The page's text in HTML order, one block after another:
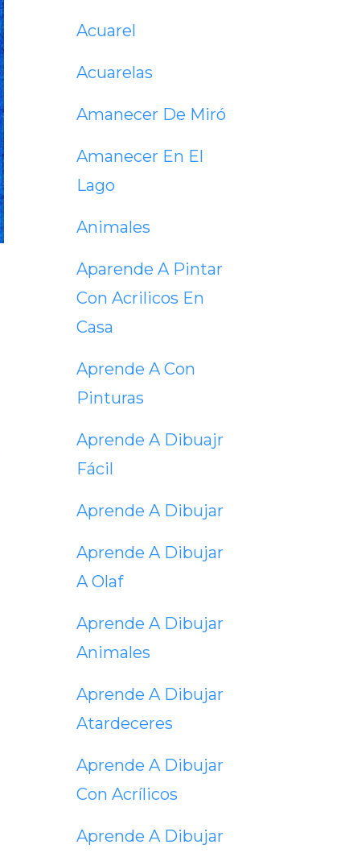
Acuarel
Acuarelas
Amanecer De Miró
Amanecer En El
Lago
Animales
Aparende A Pintar
Con Acrilicos En
Casa
Aprende A Con
Pinturas
Aprende A Dibuajr
Fácil
Aprende A Dibujar
Aprende A Dibujar
A Olaf
Aprende A Dibujar
Animales
Aprende A Dibujar
Atardeceres
Aprende A Dibujar
Con Acrílicos
Aprende A Dibujar